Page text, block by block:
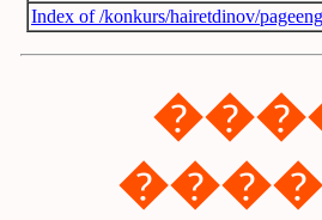
Index of /konkurs/hairetdinov/